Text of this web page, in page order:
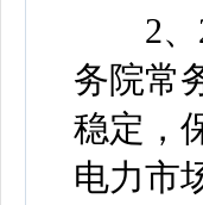
2、
务院常
稳定，
电力市